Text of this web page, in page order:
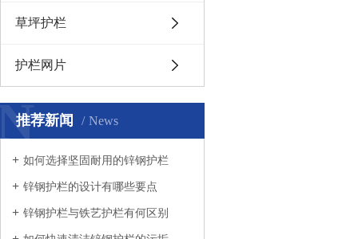
草坪护栏
护栏网片
推荐新闻 News
如何选择坚固耐用的锌钢护栏
锌钢护栏的设计有哪些要点
锌钢护栏与铁艺护栏有何区别